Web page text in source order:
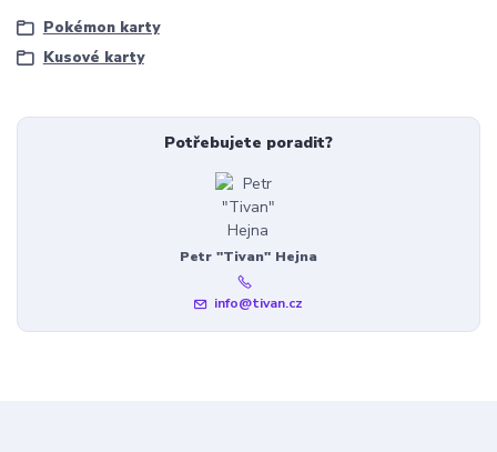
Pokémon karty
Kusové karty
Potřebujete poradit?
Petr "Tivan" Hejna
info@tivan.cz